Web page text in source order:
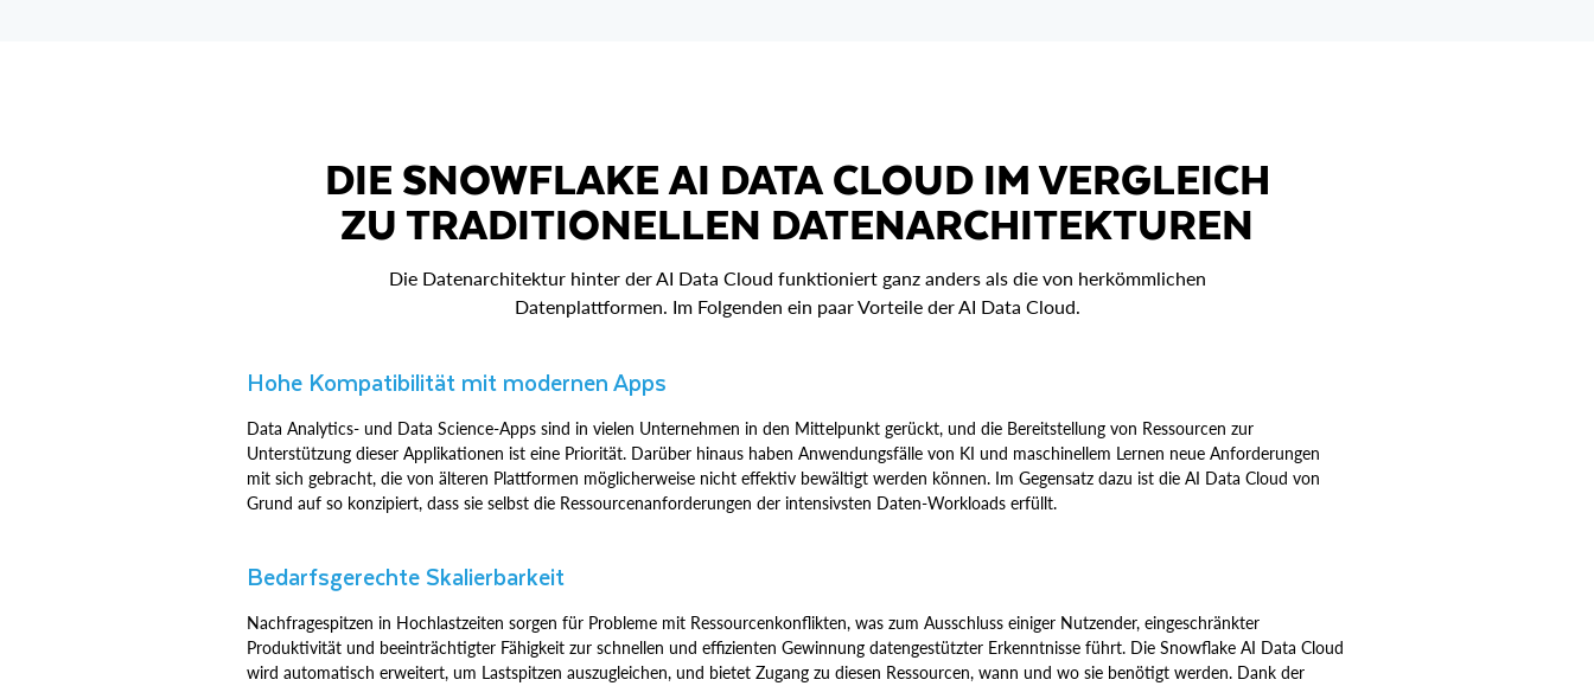
DIE SNOWFLAKE AI DATA CLOUD IM VERGLEICH
ZU TRADITIONELLEN DATENARCHITEKTUREN
Die Datenarchitektur hinter der AI Data Cloud funktioniert ganz anders als die von herkömmlichen
Datenplattformen. Im Folgenden ein paar Vorteile der AI Data Cloud.
Hohe Kompatibilität mit modernen Apps
Data Analytics- und Data Science-Apps sind in vielen Unternehmen in den Mittelpunkt gerückt, und die Bereitstellung von Ressourcen zur
Unterstützung dieser Applikationen ist eine Priorität. Darüber hinaus haben Anwendungsfälle von KI und maschinellem Lernen neue Anforderungen
mit sich gebracht, die von älteren Plattformen möglicherweise nicht effektiv bewältigt werden können. Im Gegensatz dazu ist die AI Data Cloud von
Grund auf so konzipiert, dass sie selbst die Ressourcenanforderungen der intensivsten Daten-Workloads erfüllt.
Bedarfsgerechte Skalierbarkeit
Nachfragespitzen in Hochlastzeiten sorgen für Probleme mit Ressourcenkonflikten, was zum Ausschluss einiger Nutzender, eingeschränkter
Produktivität und beeinträchtigter Fähigkeit zur schnellen und effizienten Gewinnung datengestützter Erkenntnisse führt. Die Snowflake AI Data Cloud
wird automatisch erweitert, um Lastspitzen auszugleichen, und bietet Zugang zu diesen Ressourcen, wann und wo sie benötigt werden. Dank der